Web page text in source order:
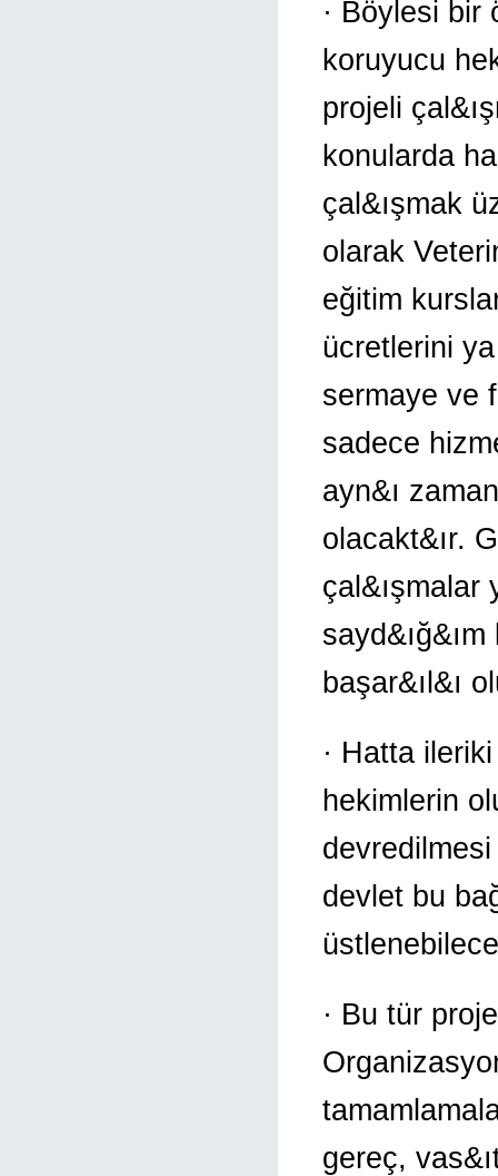
· Böylesi bir
koruyucu
projeli
konularda
çal&ışmak
olarak
eğitim
ücretlerini
sermaye ve
sadece
ayn&ı
olacakt&ır.
çal&ışmalar
başar&ıl&ı
· Hatta
hekimlerin
devlet bu
· Bu tür
gereç,